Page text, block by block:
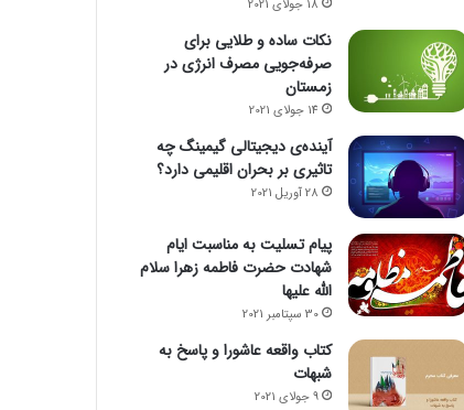
18 جولای 2021
نکات ساده و طلایی برای
صرفه‌جویی مصرف انرژی در
زمستان
14 جولای 2021
آینده‌ی دیجیتالی گیمینگ چه
تاثیری بر بحران اقلیمی دارد؟
28 آوریل 2021
پیام تسلیت به مناسبت ایام
شهادت حضرت فاطمه زهرا سلام
الله علیها
30 سپتامبر 2021
کتاب واقعه عاشورا و پاسخ به
شبهات
9 جولای 2021